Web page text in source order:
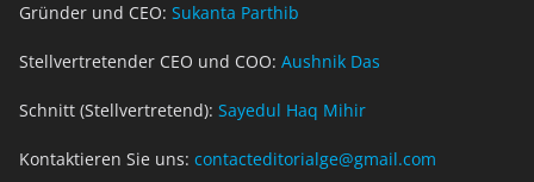
Gründer und CEO: Sukanta Parthib
Stellvertretender CEO und COO: Aushnik Das
Schnitt (Stellvertretend): Sayedul Haq Mihir
Kontaktieren Sie uns: contacteditorialge@gmail.com